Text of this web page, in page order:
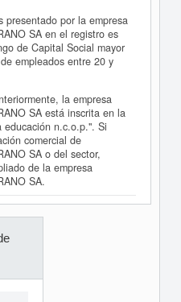
presentado por la empresa
SA en el registro es
de Capital Social mayor
empleados entre 20 y
la empresa
SA está inscrita en la
educación n.c.o.p.". Si
comercial de
SA o del sector,
de la empresa
SA.